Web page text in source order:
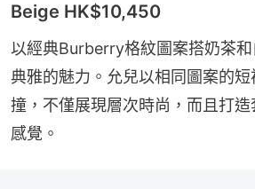
Beige HK$10,450
以經典Burberry格紋圖案搭奶茶
典雅的魅力。允兒以相同圖案的
撞，不僅展現層次時尚，而且打
感覺。